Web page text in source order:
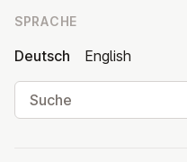
SPRACHE
Deutsch
English
Suche